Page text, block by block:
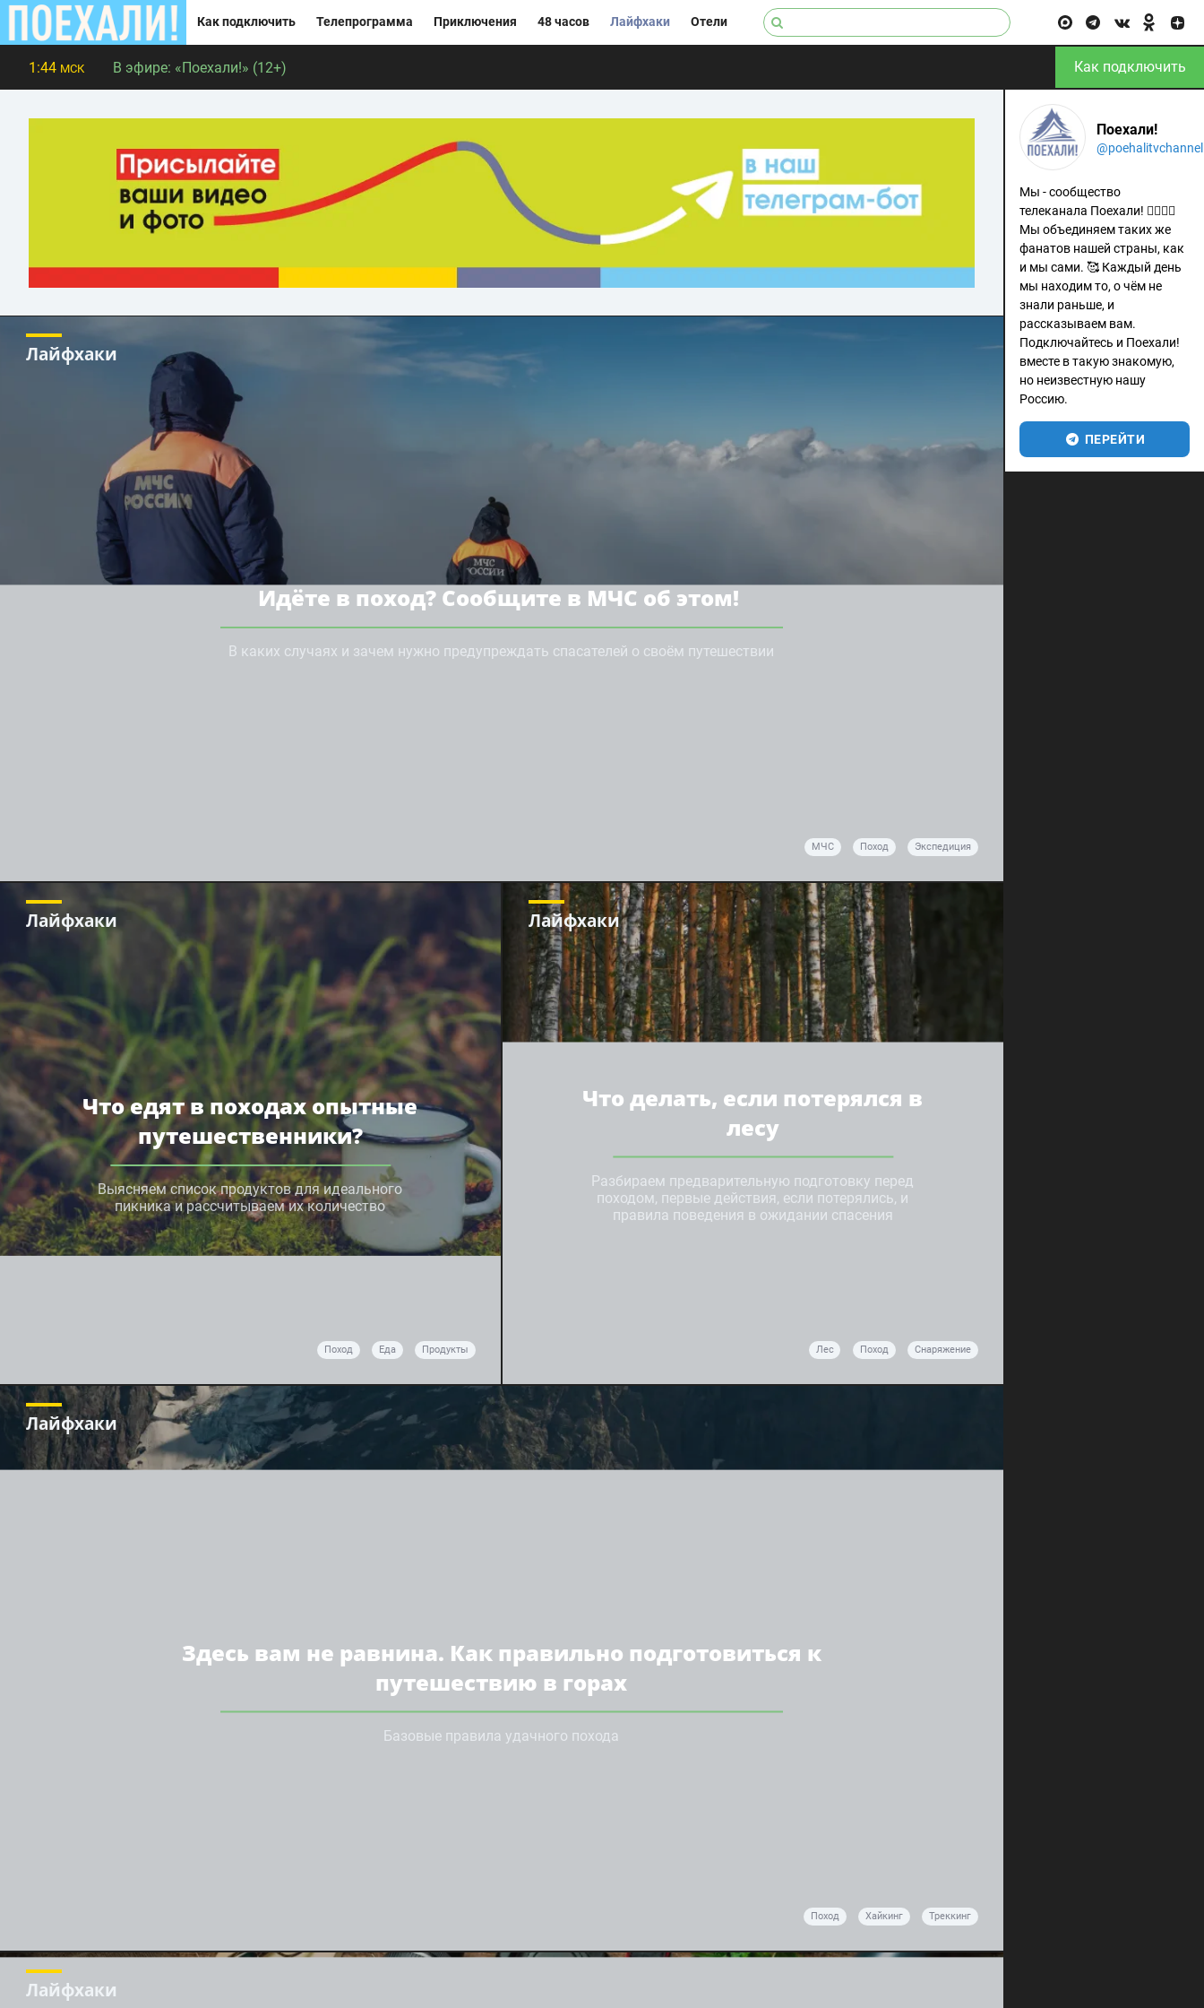
Как подключить Телепрограмма Приключения 48 часов Лайфхаки Отели
1:44 МСК В эфире: «Поехали!» (12+) Как подключить
Лайфхаки
Идёте в поход? Сообщите в МЧС об этом!
В каких случаях и зачем нужно предупреждать спасателей о своём путешествии
МЧС Поход Экспедиция
Лайфхаки
Что едят в походах опытные
путешественники?
Выясняем список продуктов для идеального
пикника и рассчитываем их количество
Поход Еда Продукты
Лайфхаки
Что делать, если потерялся в
лесу
Разбираем предварительную подготовку перед
походом, первые действия, если потерялись, и
правила поведения в ожидании спасения
Лес Поход Снаряжение
Лайфхаки
Здесь вам не равнина. Как правильно подготовиться к
путешествию в горах
Базовые правила удачного похода
Поход Хайкинг Треккинг
Лайфхаки
Поехали!
@poehalitvchannel
Мы - сообщество
телеканала Поехали! 🙋‍♂️🙋‍♀️
Мы объединяем таких же
фанатов нашей страны, как
и мы сами. 🥰 Каждый день
мы находим то, о чём не
знали раньше, и
рассказываем вам.
Подключайтесь и Поехали!
вместе в такую знакомую,
но неизвестную нашу
Россию.
ПЕРЕЙТИ